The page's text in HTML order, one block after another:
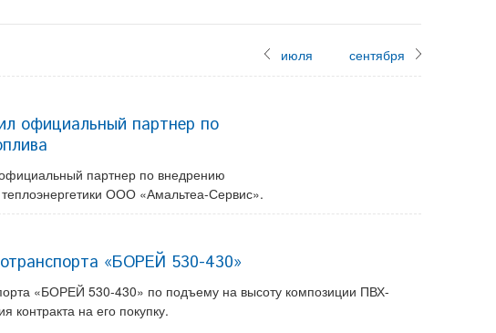
июля сентября
официальный партнер по
партнер по внедрению
теплоэнергетики ООО «Амальтеа-Сервис».
«БОРЕЙ 530-430»
«БОРЕЙ 530-430» по подъему на высоту композиции ПВХ-
контракта на его покупку.